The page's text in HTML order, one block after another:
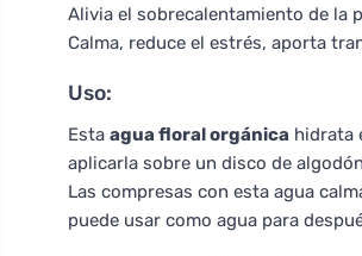
Alivia el sobrecalentamiento de la
Calma, reduce el estrés, aporta
Uso:
Esta agua floral orgánica hidrata
aplicarla sobre un disco de
Las compresas con esta agua
puede usar como agua para